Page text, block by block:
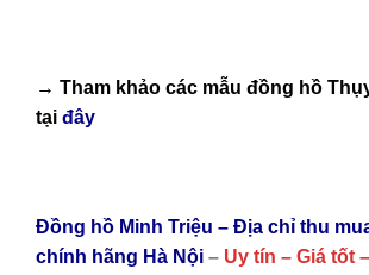
→ Tham khảo các mẫu đồng hồ
tại đây
Đồng hồ Minh Triệu – Địa chỉ thu
chính hãng Hà Nội – Uy tín – Giá tốt